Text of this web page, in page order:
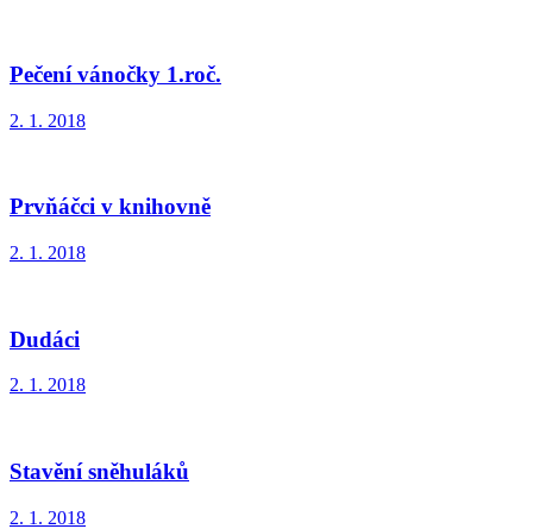
Pečení vánočky 1.roč.
2. 1. 2018
Prvňáčci v knihovně
2. 1. 2018
Dudáci
2. 1. 2018
Stavění sněhuláků
2. 1. 2018